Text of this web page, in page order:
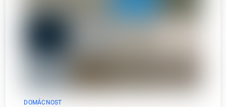
DOMÁCNOST